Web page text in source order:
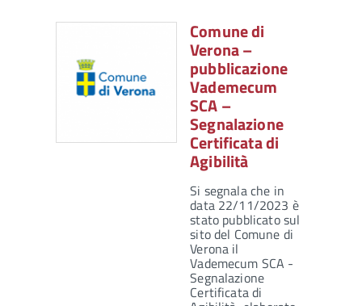
Comune di
Verona –
pubblicazione
Vademecum
SCA –
Segnalazione
Certificata di
Agibilità
Si segnala che in
data 22/11/2023 è
stato pubblicato sul
sito del Comune di
Verona il
Vademecum SCA -
Segnalazione
Certificata di